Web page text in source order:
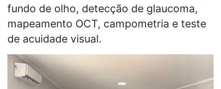
fundo de olho, detecção de glaucoma,
mapeamento OCT, campometria e teste
de acuidade visual.